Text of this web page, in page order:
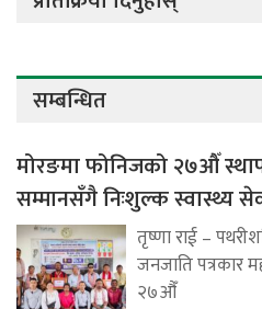
सम्बन्धित
मोरङमा फोनिजको २७औँ
सम्मानसँगै निःशुल्क स्वास्थ्य
तृष्णा राई –
जनजाति पत्रकार
२७औँ